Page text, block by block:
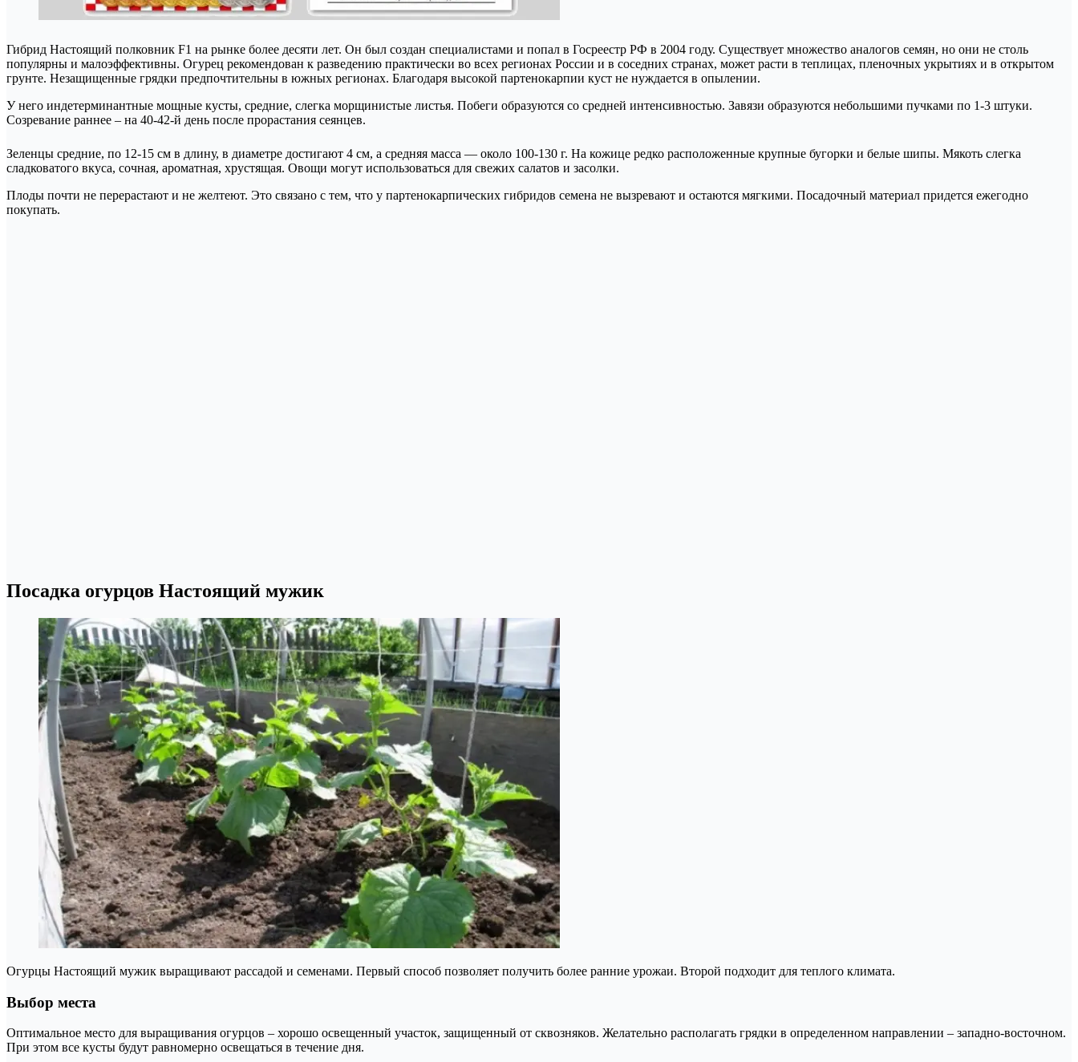
Гибрид Настоящий полковник F1 на рынке более десяти лет. Он был создан специалистами и попал в Госреестр РФ в 2004 году. Существует множество аналогов семян, но они не столь
популярны и малоэффективны. Огурец рекомендован к разведению практически во всех регионах России и в соседних странах, может расти в теплицах, пленочных укрытиях и в открытом
грунте. Незащищенные грядки предпочтительны в южных регионах. Благодаря высокой партенокарпии куст не нуждается в опылении.
У него индетерминантные мощные кусты, средние, слегка морщинистые листья. Побеги образуются со средней интенсивностью. Завязи образуются небольшими пучками по 1-3 штуки.
Созревание раннее – на 40-42-й день после прорастания сеянцев.
Зеленцы средние, по 12-15 см в длину, в диаметре достигают 4 см, а средняя масса — около 100-130 г. На кожице редко расположенные крупные бугорки и белые шипы. Мякоть слегка
сладковатого вкуса, сочная, ароматная, хрустящая. Овощи могут использоваться для свежих салатов и засолки.
Плоды почти не перерастают и не желтеют. Это связано с тем, что у партенокарпических гибридов семена не вызревают и остаются мягкими. Посадочный материал придется ежегодно
покупать.
Посадка огурцов Настоящий мужик
Огурцы Настоящий мужик выращивают рассадой и семенами. Первый способ позволяет получить более ранние урожаи. Второй подходит для теплого климата.
Выбор места
Оптимальное место для выращивания огурцов – хорошо освещенный участок, защищенный от сквозняков. Желательно располагать грядки в определенном направлении – западно-восточном.
При этом все кусты будут равномерно освещаться в течение дня.